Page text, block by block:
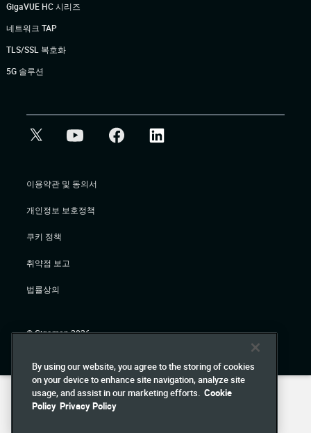
GigaVUE HC 시리즈
네트워크 TAP
TLS/SSL 복호화
5G 솔루션
이용약관 및 동의서
개인정보 보호정책
쿠키 정책
취약점 보고
법률상의
© Gigamon 2026
By using our website, you agree to the storing of cookies
on your device to enhance site navigation, analyze site
usage, and assist in our marketing efforts. Cookie
Policy Privacy Policy